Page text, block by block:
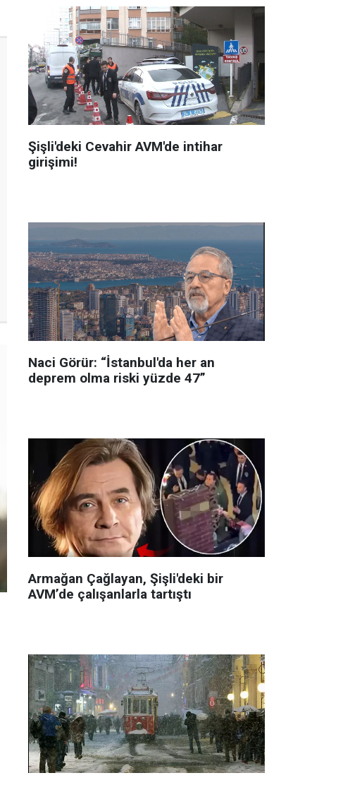
Şişli'deki Cevahir AVM'de intihar
girişimi!
Naci Görür: “İstanbul'da her an
deprem olma riski yüzde 47”
Armağan Çağlayan, Şişli'deki bir
AVM’de çalışanlarla tartıştı